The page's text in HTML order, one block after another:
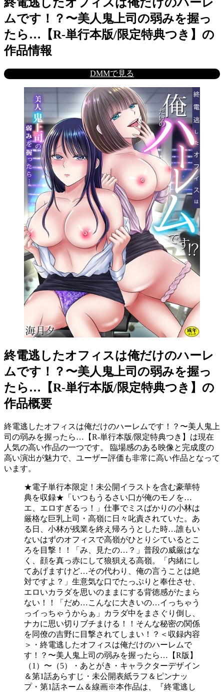
ムです！？〜美人鬼上司の弱みを握っ
たら…【R-単行本版/限定特典つき】の
作品情報
DMMで見る
終電逃したオフィスは俺だけのハーレ
ムです！？〜美人鬼上司の弱みを握っ
たら…【R-単行本版/限定特典つき】の
作品概要
終電逃したオフィスは俺だけのハーレムです！？〜美人鬼上
司の弱みを握ったら…【R-単行本版/限定特典つき】は現在
人気の高い作品の一つです。 臨場感のある映像と完成度の
高い演出が魅力で、ユーザー評価も非常に高い作品となって
います。
★電子単行本限定！未公開イラストを含む豪華特
典を収録★「いつもうるさい口が俺のモノを…
エ、エロすぎるっ！」仕事でミスばかりの小林は
厳格な巨乳上司・高嶺に日々叱責されていた。あ
る日、小林が残業を終え帰ろうとした時…誰もい
ないはずのオフィスで高嶺がひとりシているとこ
ろを目撃！！「み、見たの…？」普段の威厳はな
く、顔を真っ赤にして狼狽える高嶺。「内緒にし
てあげますけど…その代わり、俺の言うことは絶
対ですよ？」生意気な口でたっぷりと奉仕させ、
エロいカラダを思いのままにする背徳感がたまら
ない！！「だめ…こんなに大きいの…イっちゃう
っイっちゃうからぁ」カラダ中をまさぐり倒し、
ナカに思い切りブチまける！！そんな秘密の関係
を同僚の吉野に目撃されてしまい！？＜収録内容
＞・終電逃したオフィスは俺だけのハーレムで
す！？〜美人鬼上司の弱みを握ったら…【R版】
（1）〜（5）・あとがき・キャラクターデザイン
＆第1話あらすじ・未公開表紙ラフ＆ピンナッ
プ・第1話ネーム＆線画※本作品は、『終電逃し